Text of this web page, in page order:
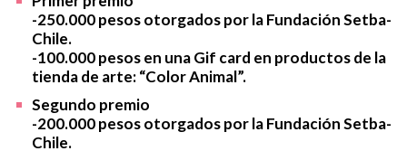
ALIANZAS
-250.000 pesos otorgados por la Fundación Setba-
Chile.
-100.000 pesos en una Gif card en productos de la
tienda de arte: “Color Animal”.
Segundo premio
-200.000 pesos otorgados por la Fundación Setba-
Chile.